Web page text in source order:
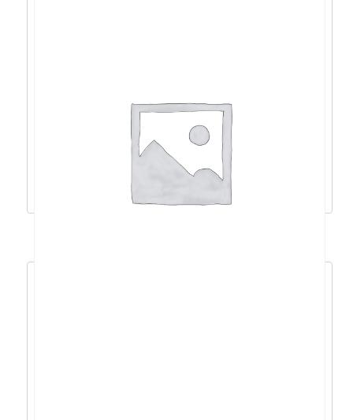
80+ – LC500SI V2.31
57,18€ 51,47 €
Dodaj u košaricu